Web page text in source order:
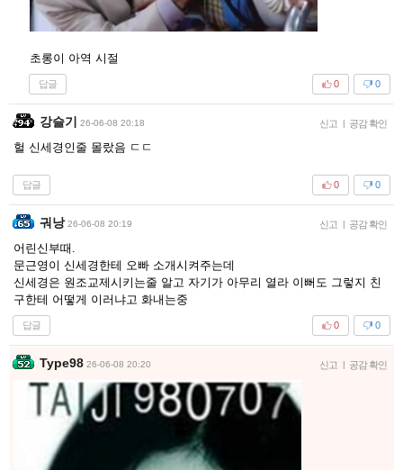
초롱이 아역 시절
답글 0
0
강슬기 26-06-08 20:18 신고 | 공감 확인
헐 신세경인줄 몰랐음 ㄷㄷ
답글 0
0
궈낭 26-06-08 20:19 신고 | 공감 확인
어린신부때.
문근영이 신세경한테 오빠 소개시켜주는데
신세경은 원조교제시키는줄 알고 자기가 아무리 열라 이뻐도 그렇지 친
구한테 어떻게 이러냐고 화내는중
답글 0
0
Type98 26-06-08 20:20 신고 | 공감 확인